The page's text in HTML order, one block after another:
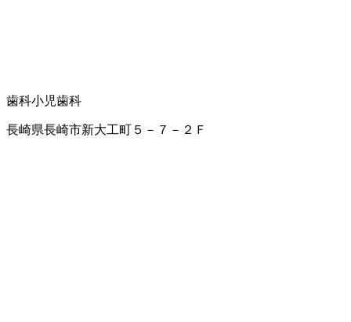
歯科小児歯科
長崎県長崎市新大工町５－７－２Ｆ